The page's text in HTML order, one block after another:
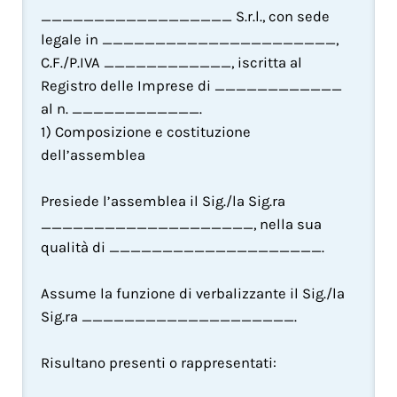
__________________ S.r.l., con sede
legale in ______________________,
C.F./P.IVA ____________, iscritta al
Registro delle Imprese di ____________
al n. ____________.
1) Composizione e costituzione
dell’assemblea
Presiede l’assemblea il Sig./la Sig.ra
____________________, nella sua
qualità di ____________________.
Assume la funzione di verbalizzante il Sig./la
Sig.ra ____________________.
Risultano presenti o rappresentati: